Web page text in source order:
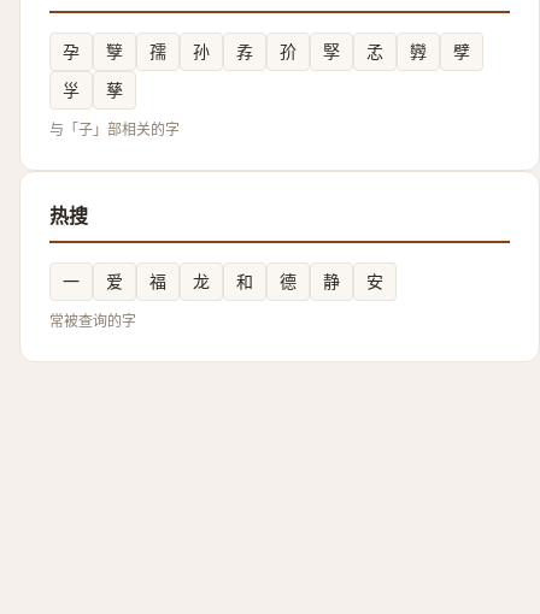
孕 孼 孺 孙 孨 㜾 孯 孞 㝈
孹
㜽
孳
与「子」部相关的字
热搜
一 爱 福 龙 和 德 静 安
常被查询的字